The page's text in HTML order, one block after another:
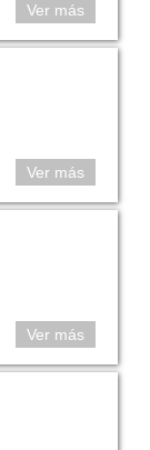
Ver más
Ver más
Ver más